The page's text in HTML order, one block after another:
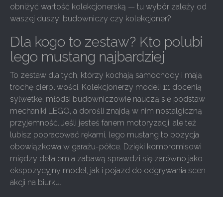
obniżyć wartość kolekcjonerską — tu wybór zależy od
waszej duszy: budowniczy czy kolekcjoner?
Dla kogo to zestaw? Kto polubi
lego mustang najbardziej
To zestaw dla tych, którzy kochają samochody i mają
trochę cierpliwości. Kolekcjonerzy modeli 1:1 docenią
sylwetkę, młodsi budowniczowie nauczą się podstaw
mechaniki LEGO, a dorośli znajdą w nim nostalgiczną
przyjemność. Jeśli jesteś fanem motoryzacji, ale też
lubisz popracować rękami, lego mustang to pozycja
obowiązkowa w garażu-półce. Dzięki kompromisowi
między detalem a zabawą sprawdzi się zarówno jako
ekspozycyjny model, jak i pojazd do odgrywania scen
akcji na biurku.